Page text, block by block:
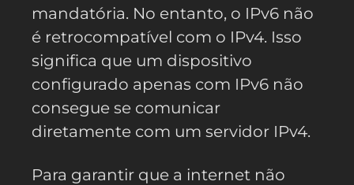
mandatória. No entanto, o IPv6 não
é retrocompatível com o IPv4. Isso
significa que um dispositivo
configurado apenas com IPv6 não
consegue se comunicar
diretamente com um servidor IPv4.
Para garantir que a internet não